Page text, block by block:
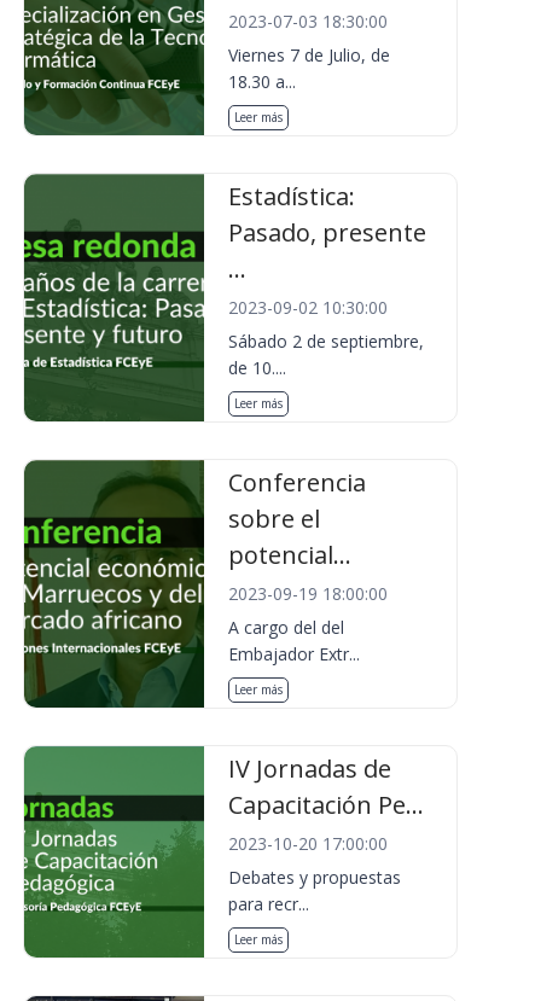
2023-07-03 18:30:00
Viernes 7 de Julio, de
18.30 a...
Leer más
Estadística:
Pasado, presente
...
2023-09-02 10:30:00
Sábado 2 de septiembre,
de 10....
Leer más
Conferencia
sobre el
potencial...
2023-09-19 18:00:00
A cargo del del
Embajador Extr...
Leer más
IV Jornadas de
Capacitación Pe...
2023-10-20 17:00:00
Debates y propuestas
para recr...
Leer más